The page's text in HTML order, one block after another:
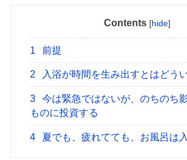
Contents [hide]
1 前提
2 入浴が時間を生み出すとはどう
3
今は緊急ではないが、のちのち
ものに投資する
4 夏でも、疲れてても、お風呂は